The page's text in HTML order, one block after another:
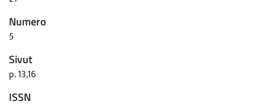
Numero
5
Sivut
p. 13,16
ISSN